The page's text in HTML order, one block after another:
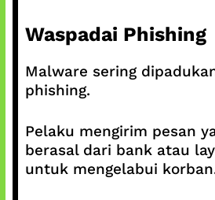
Waspadai Phishing
Malware sering
phishing.
Pelaku mengirim pesan
berasal dari bank atau
untuk mengelabui